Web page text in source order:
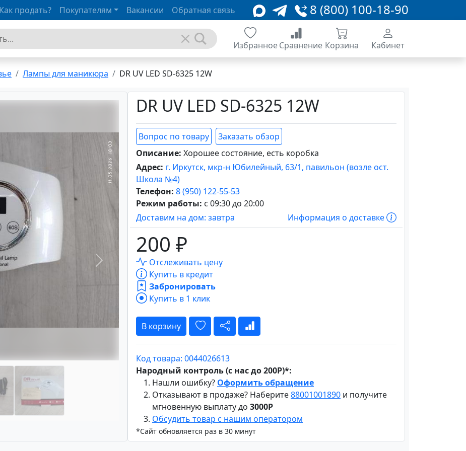
8 (800) 100-18-90
Как продать? Покупателям Вакансии Обратная связь
ИзбранноеСравнение Корзина Кабинет
Лампы для маникюра DR UV LED SD-6325 12W
Вперёд
DR UV LED SD-6325 12W
Вопрос по товару
Заказать обзор
Описание: Хорошее состояние, есть коробка
Адрес: г. Иркутск, мкр-н Юбилейный, 63/1, павильон (возле ост.
Школа №4)
Телефон: 8 (950) 122-55-53
Режим работы: с 09:30 до 20:00
Доставим на дом: завтра
Информация о доставке
200 ₽
Отслеживать цену
Купить в кредит
Забронировать
Купить в 1 клик
В корзину
Код товара: 0044026613
Народный контроль (с нас до 200Р)*:
Нашли ошибку? Оформить обращение
Отказывают в продаже? Наберите88001001890 и получите
мгновенную выплату до 3000Р
Обсудить товар с нашим оператором
*Сайт обновляется раз в 30 минут